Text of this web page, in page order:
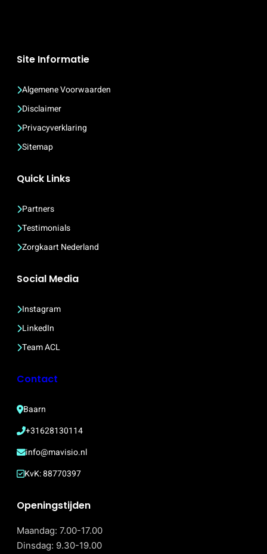
Site Informatie
Algemene Voorwaarden
Disclaimer
Privacyverklaring
Sitemap
Quick Links
Partners
Testimonials
Zorgkaart Nederland
Social Media
Instagram
LinkedIn
Team ACL
Contact
Baarn
+31628130114
info@mavisio.nl
KvK: 88770397
Openingstijden
Maandag: 7.00-17.00
Dinsdag: 9.30-19.00